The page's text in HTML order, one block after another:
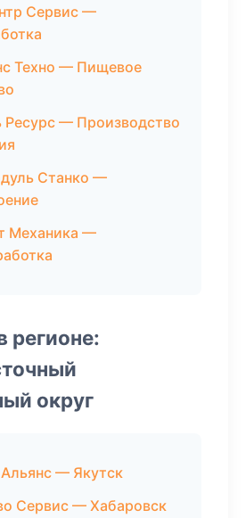
Сервис —
Техно — Пищевое
— Производство
Станко —
Механика —
регионе:
округ
— Якутск
Сервис — Хабаровск